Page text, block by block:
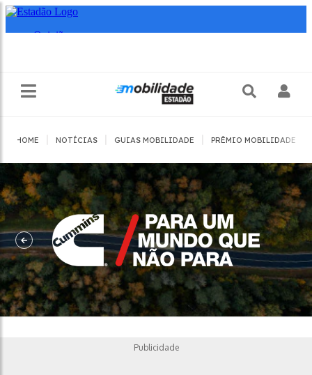
HOME NOTÍCIAS GUIAS MOBILIDADE PRÊMIO MOBILIDADE
Publicidade